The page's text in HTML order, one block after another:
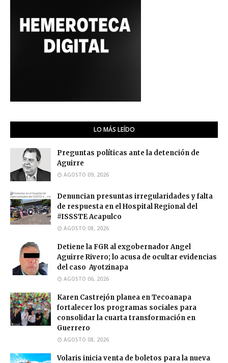
LO MÁS LEÍDO
Preguntas políticas ante la detención de
Aguirre
AGOSTO 09, 2026
Denuncian presuntas irregularidades y falta
de respuesta en el Hospital Regional del
#ISSSTE Acapulco
AGOSTO 08, 2026
Detiene la FGR al exgobernador Angel
Aguirre Rivero; lo acusa de ocultar evidencias
del caso Ayotzinapa
AGOSTO 06, 2026
Karen Castrejón planea en Tecoanapa
fortalecer los programas sociales para
consolidar la cuarta transformación en
Guerrero
AGOSTO 08, 2026
Volaris inicia venta de boletos para la nueva